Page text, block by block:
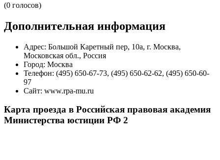
(0 голосов)
Дополнительная информация
Адрес: Большой Каретный пер, 10а, г. Москва,
Московская обл., Россия
Город: Москва
Телефон: (495) 650-67-73, (495) 650-62-62, (495) 650-60-
97
Сайт: www.rpa-mu.ru
Карта проезда в Российская правовая академия
Министерства юстиции РФ 2